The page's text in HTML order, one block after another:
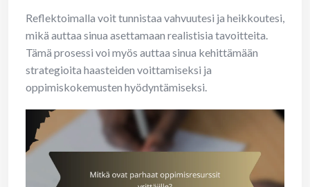
Reflektoimalla voit tunnistaa vahvuutesi ja heikkoutesi,
mikä auttaa sinua asettamaan realistisia tavoitteita.
Tämä prosessi voi myös auttaa sinua kehittämään
strategioita haasteiden voittamiseksi ja
oppimiskokemusten hyödyntämiseksi.